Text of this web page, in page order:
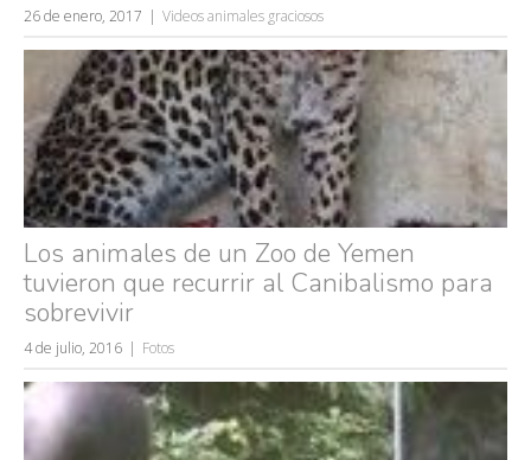
26 de enero, 2017 Videos animales graciosos
Los animales de un Zoo de Yemen
tuvieron que recurrir al Canibalismo para
sobrevivir
4 de julio, 2016 Fotos